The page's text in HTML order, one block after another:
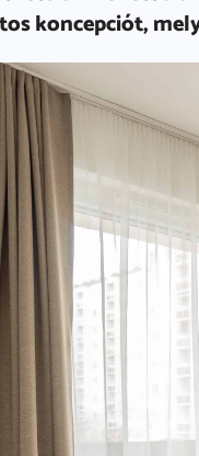
koncepciót,